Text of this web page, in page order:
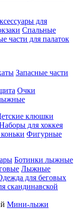
для
Спальные
части для палаток
Запасные части
Очки
клюшки
для хоккея
Фигурные
Ботинки лыжные
Лыжные
для беговых
скандинавской
Мини-лыжи